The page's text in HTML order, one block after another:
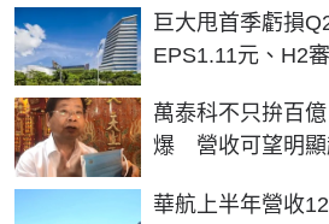
巨大甩首季虧損
EPS1.11元、H2
萬泰科不只拚百
爆 營收可望明顯
華航上半年營收